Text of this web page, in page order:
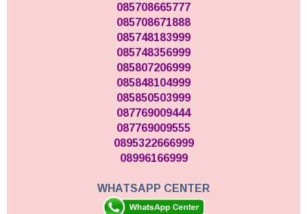
085708665777
085708671888
085748183999
085748356999
085807206999
085848104999
085850503999
087769009444
087769009555
0895322666999
08996166999
WHATSAPP CENTER